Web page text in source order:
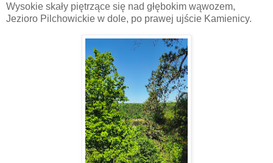
Wysokie skały piętrzące się nad głębokim wąwozem,
Jezioro Pilchowickie w dole, po prawej ujście Kamienicy.